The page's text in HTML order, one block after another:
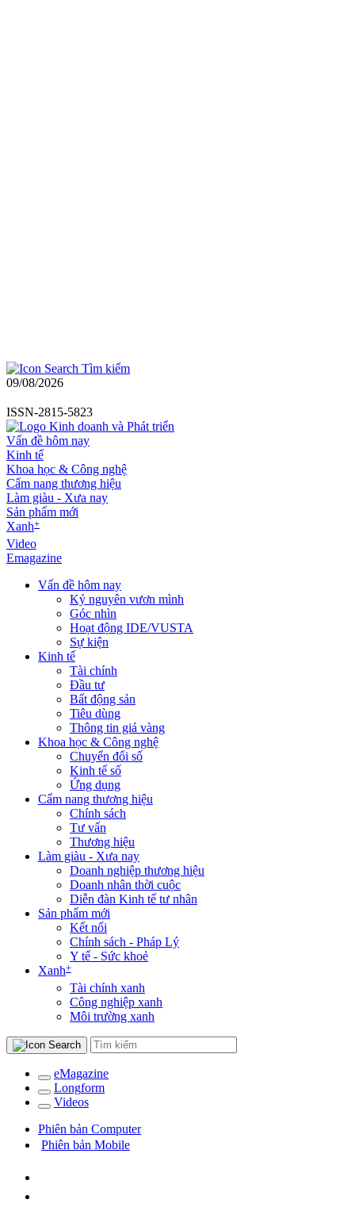
Tìm kiếm
09/08/2026
ISSN-2815-5823
Vấn đề hôm nay
Kinh tế
Khoa học & Công nghệ
Cẩm nang thương hiệu
Làm giàu - Xưa nay
Sản phẩm mới
Xanh+
Video
Emagazine
Vấn đề hôm nay
Kỷ nguyên vươn mình
Góc nhìn
Hoạt động IDE/VUSTA
Sự kiện
Kinh tế
Tài chính
Đầu tư
Bất động sản
Tiêu dùng
Thông tin giá vàng
Khoa học & Công nghệ
Chuyển đổi số
Kinh tế số
Ứng dụng
Cẩm nang thương hiệu
Chính sách
Tư vấn
Thương hiệu
Làm giàu - Xưa nay
Doanh nghiệp thương hiệu
Doanh nhân thời cuộc
Diễn đàn Kinh tế tư nhân
Sản phẩm mới
Kết nối
Chính sách - Pháp Lý
Y tế - Sức khoẻ
Xanh+
Tài chính xanh
Công nghiệp xanh
Môi trường xanh
eMagazine
Longform
Videos
Phiên bản Computer
Phiên bản Mobile